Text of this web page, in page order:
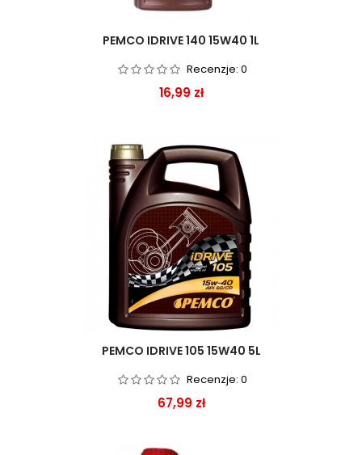
PEMCO IDRIVE 140 15W40 1L
Recenzje: 0
Cena
16,99 zł
PEMCO IDRIVE 105 15W40 5L
Recenzje: 0
Cena
67,99 zł